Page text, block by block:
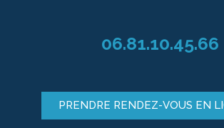
06.81.10.45.66
PRENDRE RENDEZ-VOUS EN